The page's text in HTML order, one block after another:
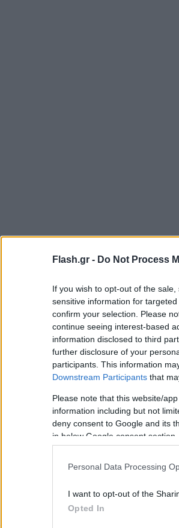
Flash.gr - Do Not Process
If you wish to opt-out of the
sensitive information for
confirm your selection. Please
continue seeing interest-based
information disclosed to third
further disclosure of your
participants. This information
Downstream Participants that
Please note that this website/
information including but not
deny consent to Google and its
in below Google consent section.
Personal Data Processing
I want to opt-out of the
Opted In